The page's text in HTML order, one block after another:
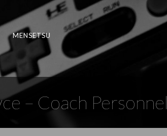
MENSETSU
– Coach Personnel